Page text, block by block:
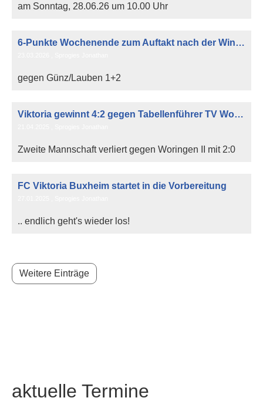
am Sonntag, 28.06.26 um 10.00 Uhr
6-Punkte Wochenende zum Auftakt nach der Winterpause!
gegen Günz/Lauben 1+2
Viktoria gewinnt 4:2 gegen Tabellenführer TV Woringen!
Zweite Mannschaft verliert gegen Woringen II mit 2:0
FC Viktoria Buxheim startet in die Vorbereitung
.. endlich geht's wieder los!
Weitere Einträge
aktuelle Termine